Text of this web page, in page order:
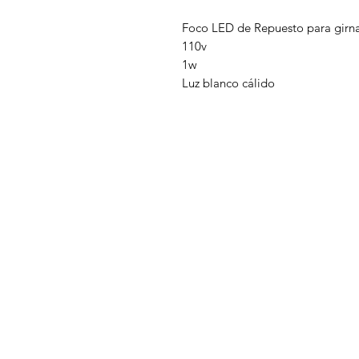
Foco LED de Repuesto para
110v
1w
Luz blanco cálido